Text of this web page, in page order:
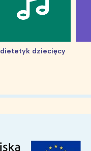
dietetyk dziecięcy